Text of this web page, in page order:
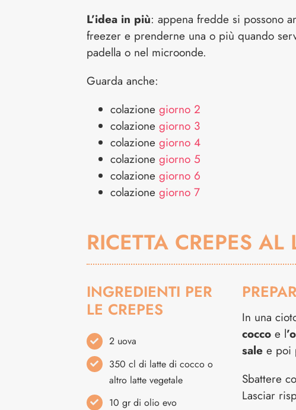
L’idea in più: appena fredde si possono
freezer e prenderne una o più quando
padella o nel microonde.
Guarda anche:
colazione giorno 2
colazione giorno 3
colazione giorno 4
colazione giorno 5
colazione giorno 6
colazione giorno 7
RICETTA CREPES
INGREDIENTI PER
LE CREPES
2 uova
350 cl di latte di cocco o
altro latte vegetale
10 gr di olio evo
In una
coccoe l
salee poi
Sbattere
Lasciar